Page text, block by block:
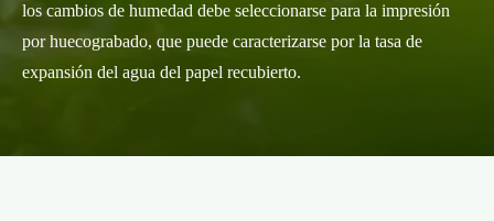
los cambios de humedad debe seleccionarse para la impresión
por huecograbado, que puede caracterizarse por la tasa de
expansión del agua del papel recubierto.